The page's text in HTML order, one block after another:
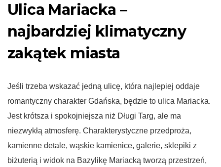
Ulica Mariacka –
najbardziej klimatyczny
zakątek miasta
Jeśli trzeba wskazać jedną ulicę, która najlepiej oddaje
romantyczny charakter Gdańska, będzie to ulica Mariacka.
Jest krótsza i spokojniejsza niż Długi Targ, ale ma
niezwykłą atmosferę. Charakterystyczne przedproża,
kamienne detale, wąskie kamienice, galerie, sklepiki z
biżuterią i widok na Bazylikę Mariacką tworzą przestrzeń,